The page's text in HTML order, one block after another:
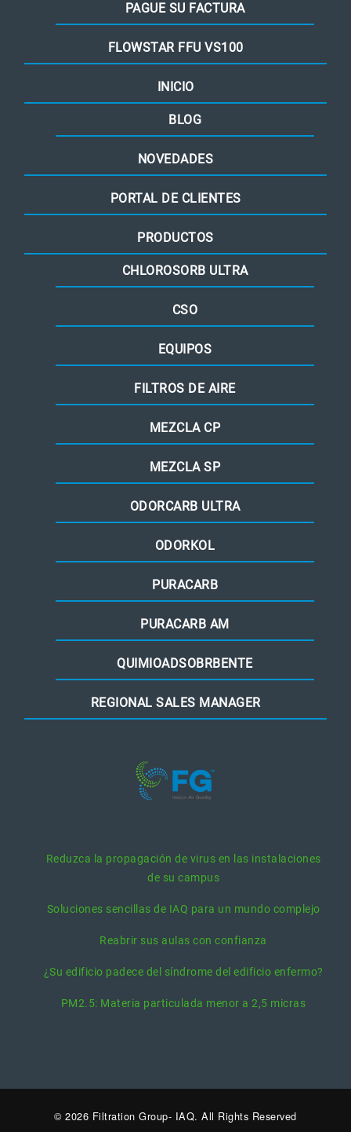
PAGUE SU FACTURA
FLOWSTAR FFU VS100
INICIO
BLOG
NOVEDADES
PORTAL DE CLIENTES
PRODUCTOS
CHLOROSORB ULTRA
CSO
EQUIPOS
FILTROS DE AIRE
MEZCLA CP
MEZCLA SP
ODORCARB ULTRA
ODORKOL
PURACARB
PURACARB AM
QUIMIOADSOBRBENTE
REGIONAL SALES MANAGER
Reduzca la propagación de virus en las instalaciones
de su campus
Soluciones sencillas de IAQ para un mundo complejo
Reabrir sus aulas con confianza
¿Su edificio padece del síndrome del edificio enfermo?
PM2.5: Materia particulada menor a 2,5 micras
© 2026 Filtration Group- IAQ. All Rights Reserved